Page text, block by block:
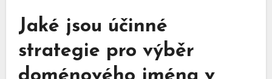
Jaké jsou účinné
strategie pro výběr